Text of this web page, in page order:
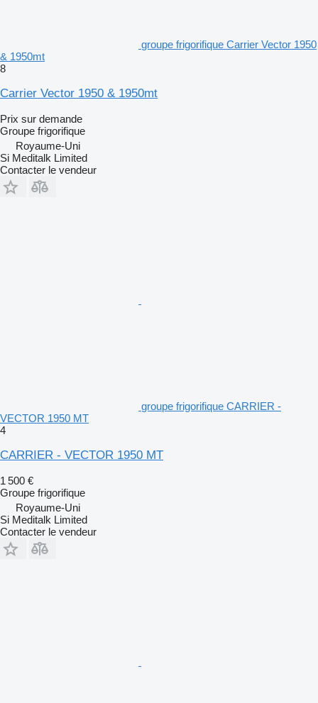
groupe frigorifique Carrier Vector 1950
& 1950mt
8
Carrier Vector 1950 & 1950mt
Prix sur demande
Groupe frigorifique
Royaume-Uni
Si Meditalk Limited
Contacter le vendeur
groupe frigorifique CARRIER -
VECTOR 1950 MT
4
CARRIER - VECTOR 1950 MT
1 500 €
Groupe frigorifique
Royaume-Uni
Si Meditalk Limited
Contacter le vendeur